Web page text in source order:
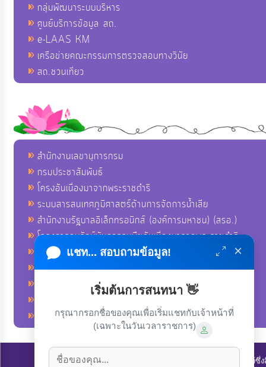
กลุ่มพัฒนาระบบบริหาร
ศูนย์บริการข้อมูล สถ.
e-LAAS KM
เครือข่ายคณะกรรมการตรวจสอบทางวินัย
สถ.ชวนเที่ยว
สำนักงานเลขานุการกรม
กรมประชาสัมพันธ์
โครงอันเนื่องมาจากพระราชดำริ
ระบบสารสนเทศภูมิศาสตร์ด้านการจัดการน้ำเสีย
สำนักงานรัฐบาลอิเล็กทรอนิกส์ (องค์การมหาชน) (สรอ.)
โครงการอนุรักษ์พันธุกรรมพืชอันเนื่องมาจากพระราชดำริ
คลังข่าวมหาไทย
คู่มือตาม พ.ร.บ.อำนวยความสดวกฯ
ฐานข้อมูลหน่วยงานภาครัฐ (INFO)
ศูนย์อำนวยการบริหารจังหวัดชายแดนภาคใต้ ศอ.บต.
ลิขสิทธิ์ © 2022-2023 องค์การบริหารส่วนตำบลนาโพธิ์. ขอสงวนไว้
แชท... สอบถามข้อมูล! ×
เริ่มต้นการสนทนา 👋
กรุณากรอกชื่อของคุณเพื่อเริ่มแชทกับเจ้าหน้าที่
(เฉพาะในวันเวลาราชการ)